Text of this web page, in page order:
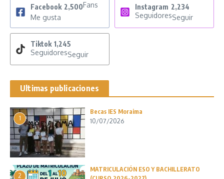
Facebook 2,500Fans
Me gusta
Instagram 2,234
SeguidoresSeguir
Tiktok 1,245
SeguidoresSeguir
Ultimas publicaciones
1
Becas IES Moraima
10/07/2026
2
MATRICULACIÓN ESO Y BACHILLERATO